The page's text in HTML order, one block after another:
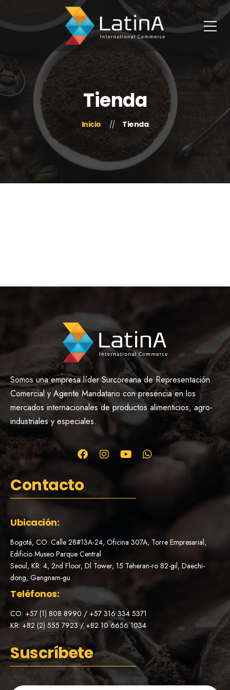
Tienda
Inicio Tienda
Somos una empresa líder Surcoreana de Representación
Comercial y Agente Mandatario con presencia en los
mercados internacionales de productos alimenticios, agro-
industriales y especiales.
Contacto
Ubicación:
Bogotá, CO: Calle 28#13A-24, Oficina 307A, Torre Empresarial,
Edificio Museo Parque Central
Seoul, KR: 4, 2nd Floor, Dl Tower, 15 Teheran-ro 82-gil, Daechi-
dong, Gangnam-gu
Teléfonos:
CO: +57 (1) 808 8990 / +57 316 334 5371
KR: +82 (2) 555 7923 / +82 10 6656 1034
Suscríbete